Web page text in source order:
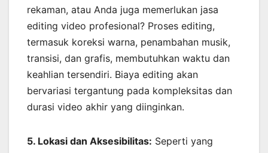
rekaman, atau Anda juga memerlukan jasa
editing video profesional? Proses editing,
termasuk koreksi warna, penambahan musik,
transisi, dan grafis, membutuhkan waktu dan
keahlian tersendiri. Biaya editing akan
bervariasi tergantung pada kompleksitas dan
durasi video akhir yang diinginkan.
5. Lokasi dan Aksesibilitas: Seperti yang